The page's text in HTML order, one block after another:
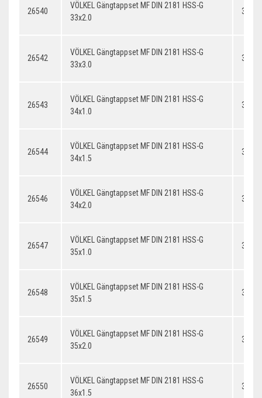
26540
VÖLKEL Gängtappset MF DIN 2181 HSS-G
33x2.0
26542
VÖLKEL Gängtappset MF DIN 2181 HSS-G
33x3.0
26543
VÖLKEL Gängtappset MF DIN 2181 HSS-G
34x1.0
26544
VÖLKEL Gängtappset MF DIN 2181 HSS-G
34x1.5
26546
VÖLKEL Gängtappset MF DIN 2181 HSS-G
34x2.0
26547
VÖLKEL Gängtappset MF DIN 2181 HSS-G
35x1.0
26548
VÖLKEL Gängtappset MF DIN 2181 HSS-G
35x1.5
26549
VÖLKEL Gängtappset MF DIN 2181 HSS-G
35x2.0
26550
VÖLKEL Gängtappset MF DIN 2181 HSS-G
36x1.5